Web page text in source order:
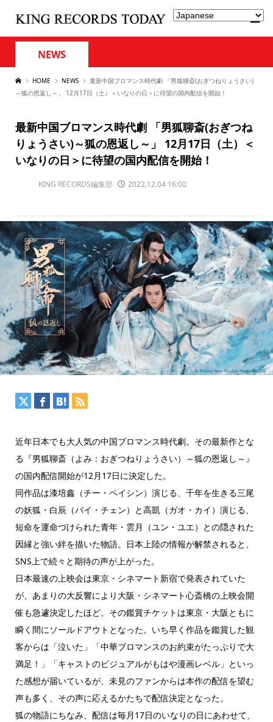
NEWS
HOME NEWS
最新中国ブロマンス時代劇 「男狐聊斎(おぎつねりょうさい)
～狐の恩返し～」 12月17日（土）＜いなりの日＞に待望の国内配信を開始！
最新中国ブロマンス時代劇 「男狐聊斎(おぎつね
りょうさい)～狐の恩返し～」 12月17日（土）＜
いなりの日＞に待望の国内配信を開始！
KING RECORDS編集部 2022.12.04 16:00
近年日本でも大人気の中国ブロマンス時代劇。その最新作とな
る『男狐聊斎（よみ：おぎつねりょうさい）～狐の恩返し～』
の国内配信開始が12月17日に決定した。
同作品は漆培鑫（チー・ペイシン）演じる、千年を生きる三尾
の妖狐・白辰（バイ・チェン）と高凱（ガオ・カイ）演じる、
短命を運命づけられた青年・雲月（ユン・ユエ）との隠された
因縁と強い絆を描いた物語。日本上陸の情報が解禁されると、
SNS上で続々と期待の声が上がった。
日本最速の上映会は東京・シネマート新宿で発表されていた
が、あまりの大反響により大阪・シネマート心斎橋の上映会開
催も急遽決定したほど。その鑑賞チケットは東京・大阪ともに
瞬く間にソールドアウトとなった。いち早く作品を鑑賞した観
客からは「泣いた」「中華ブロマンスのお約束がたっぷりで大
満足！」「キャストのビジュアルがもはや漫画レベル」といっ
た感想が届いているが、未見のファンからは本作の配信を望む
声も多く、その声に応えるかたちで配信決定となった。
狐の物語にちなみ、配信は毎月17日のいなりの日にあわせて、